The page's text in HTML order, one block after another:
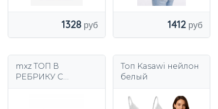
1328 1412
mxz ТОП В
РЕБРИКУ С
Топ Kasawi нейлон
белый